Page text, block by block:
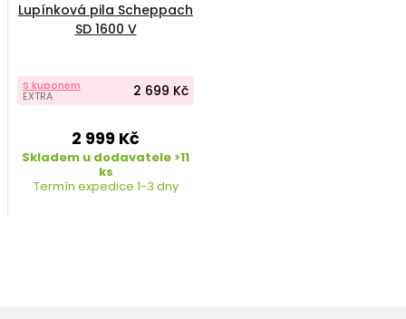
Lupínková pila Scheppach
SD 1600 V
S kuponem
EXTRA 2 699 Kč
2 999 Kč
Skladem u dodavatele >11
ks
Termín expedice 1-3 dny